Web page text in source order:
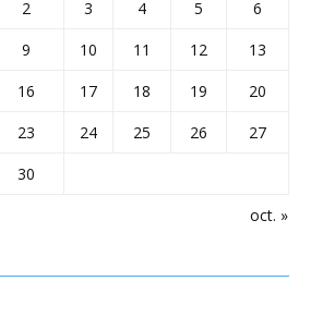
oct. »
2 3 4 5
6
9 10 11 12
13
16 17 18 19
20
23 24 25 26
27
30